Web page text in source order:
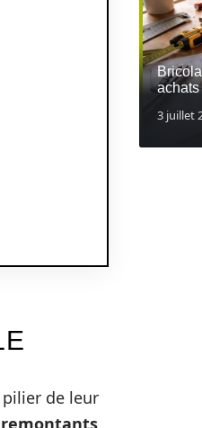
pilier de leur
remontants,
achats
3 juillet